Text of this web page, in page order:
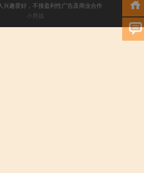
兴趣爱好，不接盈利性广告及商业合作
小男孩